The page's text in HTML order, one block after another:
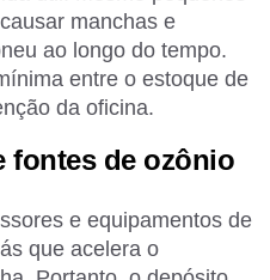
manchas e
ao longo do tempo.
entre o estoque de
da oficina.
fontes de ozônio
e equipamentos de
que acelera o